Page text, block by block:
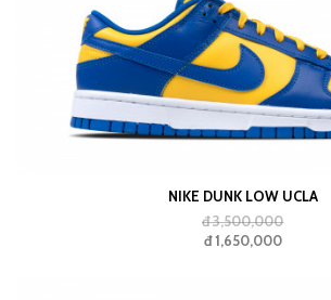
NIKE DUNK LOW UCLA
đ 3,500,000
đ 1,650,000